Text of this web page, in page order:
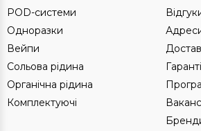
POD-системи
Одноразки
Вейпи
Сольова рідина
Органічна рідина
Комплектуючі